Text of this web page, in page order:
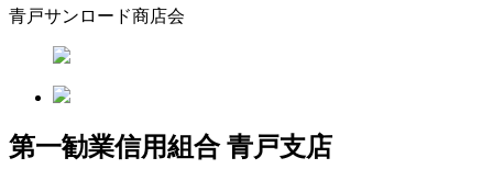
青戸サンロード商店会
第一勧業信用組合 青戸支店